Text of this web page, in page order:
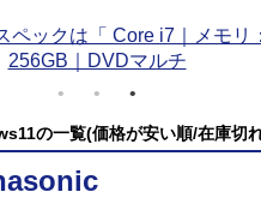
の一覧(価格が安い順/在庫切